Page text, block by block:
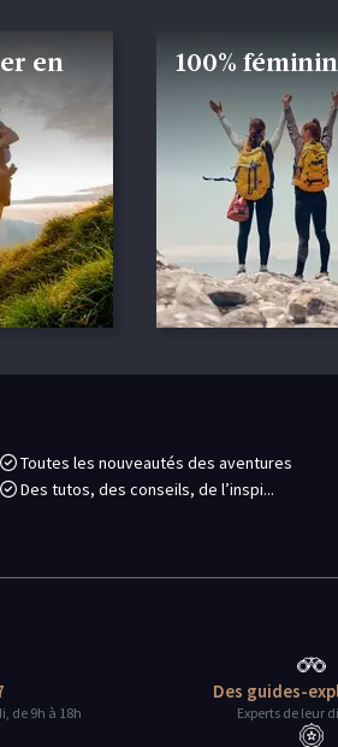
en
100% féminin
Toutes les nouveautés des aventures
Des tutos, des conseils, de l’inspi...
de 9h à 18h
Des guides-
Experts de leur